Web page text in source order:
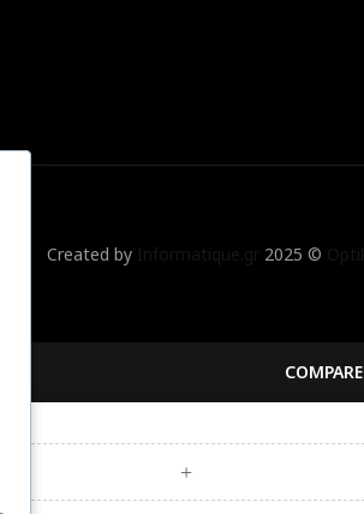
Created by 2025 ©
COMPARE